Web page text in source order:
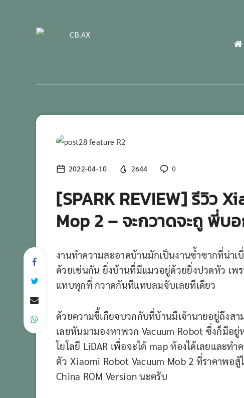
2022-04-10 2644 0
[SPARK REVIEW] รีวิว
Mop 2 – จะกวาดจะถู พี่บ
งานทำความสะอาดบ้านมักเป็นงานซ้ำซากที่น่า
ด้วยเช่นกัน ยิ่งบ้านที่มีแมวอยู่ด้วยยิ่งปวดหัว เพ
แทบทุกที่ กวาดกันทีแทบลมจับเลยทีเดียว
ด้วยความขี้เกียจบวกกับที่บ้านมีเจ้านายอยู่ถึงส
เลยหันมามองหาพวก Vacuum Robot ซึ่งก็มีอยู่
โยโลยี LiDAR เพื่อจะได้ map ห้องได้เลยและ
ตัว Xiaomi Robot Vacuum Mob 2 ที่ราคาพอสู้
China ROM Version นะครับ